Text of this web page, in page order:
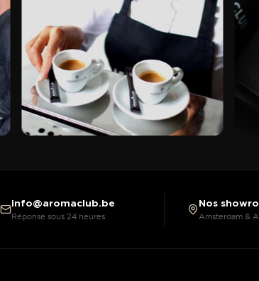
info@aromaclub.be
Réponse sous 24 heures
Nos
Amsterdam &